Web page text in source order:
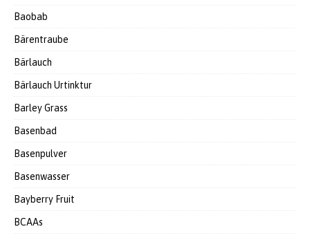
Baobab
Bärentraube
Bärlauch
Bärlauch Urtinktur
Barley Grass
Basenbad
Basenpulver
Basenwasser
Bayberry Fruit
BCAAs